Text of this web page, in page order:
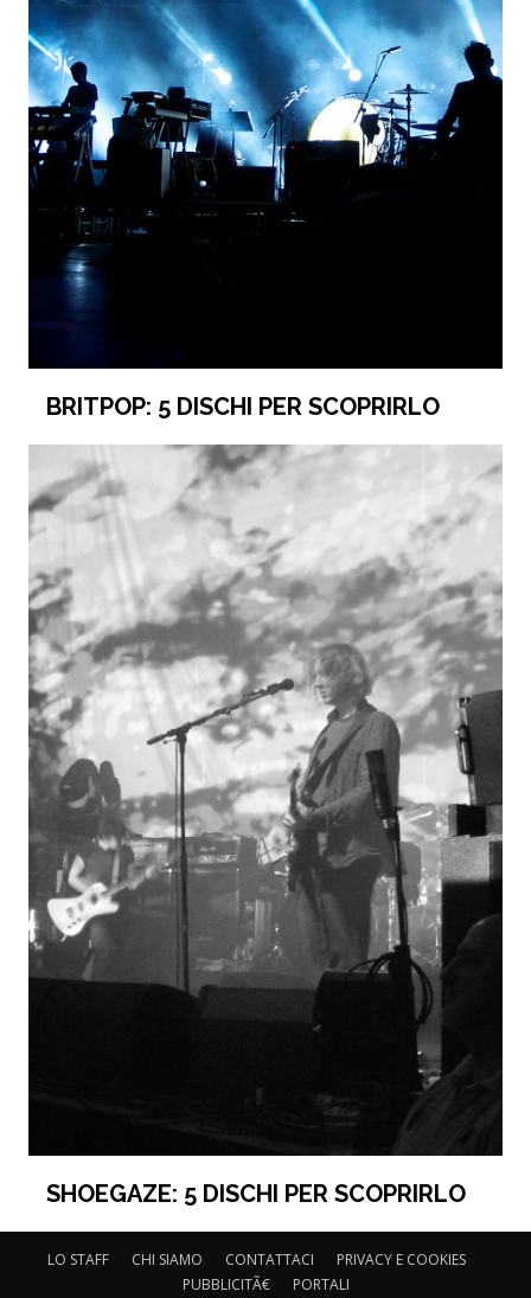
BRITPOP: 5 DISCHI PER SCOPRIRLO
SHOEGAZE: 5 DISCHI PER SCOPRIRLO
LO STAFF CHI SIAMO CONTATTACI
PRIVACY E COOKIES
PUBBLICITÃ€
PORTALI